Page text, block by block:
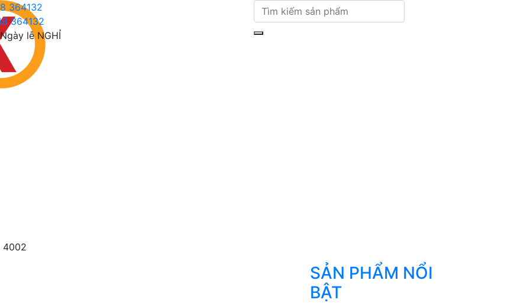
364132
364132
Ngày lễ NGHỈ
4002
SẢN PHẨM NỔI
BẬT